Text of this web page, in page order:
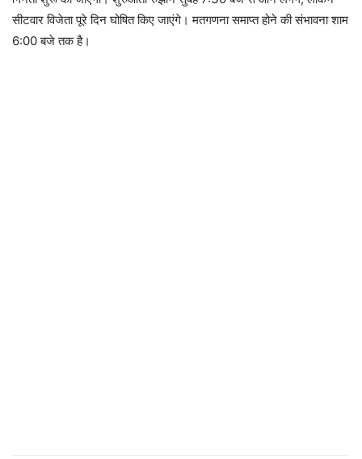
सीटवार विजेता पूरे दिन घोषित किए जाएंगे। मतगणना समाप्त होने की संभावना शाम
6:00 बजे तक है।